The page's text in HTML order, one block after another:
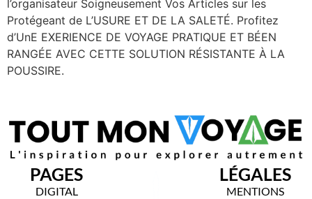
l’organisateur Soigneusement Vos Articles sur les
Protégeant de L’USURE ET DE LA SALETÉ. Profitez
d’UnE EXERIENCE DE VOYAGE PRATIQUE ET BÉEN
RANGÉE AVEC CETTE SOLUTION RÉSISTANTE À LA
POUSSIRE.
PAGES
DIGITAL
LÉGALES
MENTIONS